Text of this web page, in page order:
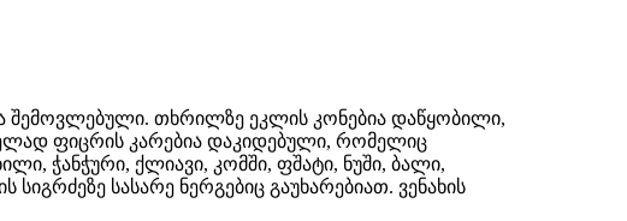
შემოვლებული. თხრილზე ეკლის კონებია დაწყობილი,
ფიცრის კარებია დაკიდებული, რომელიც
ჭანჭური, ქლიავი, კომში, ფშატი, ნუში, ბალი,
სასარე ნერგებიც გაუხარებიათ. ვენახის